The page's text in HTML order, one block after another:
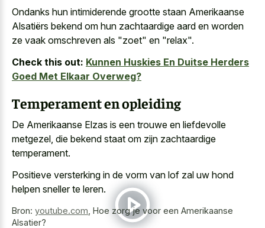
Ondanks hun intimiderende grootte staan Amerikaanse
Alsatiërs bekend om hun zachtaardige aard en worden
ze vaak omschreven als "zoet" en "relax".
Check this out: Kunnen Huskies En Duitse Herders
Goed Met Elkaar Overweg?
Temperament en opleiding
De Amerikaanse Elzas is een trouwe en liefdevolle
metgezel, die bekend staat om zijn zachtaardige
temperament.
Positieve versterking in de vorm van lof zal uw hond
helpen sneller te leren.
Bron: youtube.com Hoe zorg je voor een Amerikaanse
Alsatier?